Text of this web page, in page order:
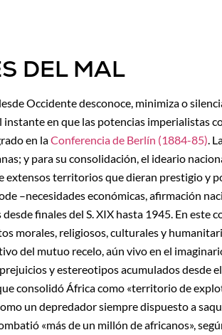
DEL MAL
Occidente desconoce, minimiza o
en que las potencias imperialistas
en laConferencia de Berlín (1884-85).
y para su consolidación, el ideario
extensos territorios que dieran prestigio y
–necesidades económicas, afirmación
finales del S. XIX hasta 1945. En este
morales, religiosos, culturales y
del mutuo recelo, aún vivo en el
y estereotipos acumulados desde
consolidó África como «territorio de
un depredador siempre dispuesto a
«más de un millón de africanos»,